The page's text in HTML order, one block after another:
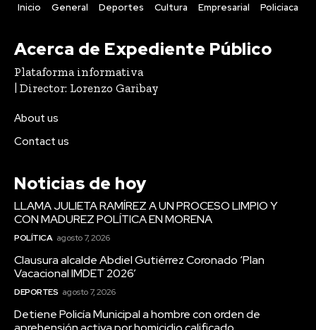
Inicio General Deportes Cultura Empresarial Policiaca
Acerca de Expediente Público
Plataforma informativa
| Director: Lorenzo Garibay
About us
Contact us
Noticias de hoy
LLAMA JULIETA RAMÍREZ A UN PROCESO LIMPIO Y
CON MADUREZ POLÍTICA EN MORENA
POLÍTICA agosto 7, 2026
Clausura alcalde Abdiel Gutiérrez Coronado ‘Plan
Vacacional IMDET 2026’
DEPORTES agosto 7, 2026
Detiene Policía Municipal a hombre con orden de